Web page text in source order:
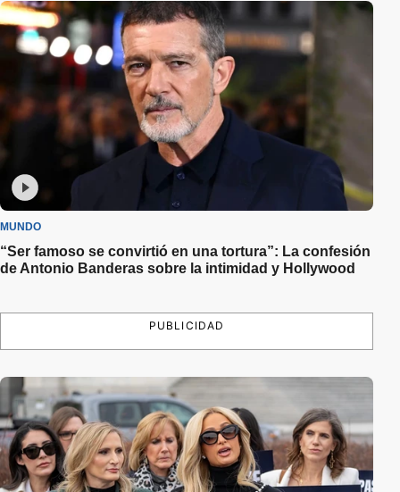
MUNDO
“Ser famoso se convirtió en una tortura”: La confesión
de Antonio Banderas sobre la intimidad y Hollywood
PUBLICIDAD